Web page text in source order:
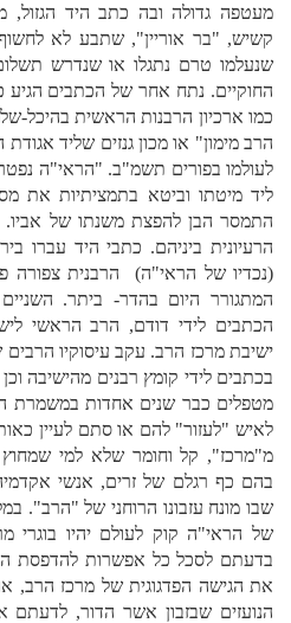
מעטפה גדולה ובה כתב היד
קשיש, "בר אוריין", שתבע לא
שנעלמו טרם נתגלו או שנדרש
החוקיים. נתח אחר של הכתבים הגיע
כמו ארכיון הרבנות הראשית בהיכל-
הרב מימון" או מכון גנזים שליד
לעולמו בפורים תשמ"ב. "הראי"ה
ליד מיטתו וביטא בתמציתיות את
התמסר הבן להפצת משנתו של אביו.
הרעיונית ביניהם. כתבי היד עברו
(נכדיו של הראי"ה) הרבנית צפורה
המתגורר היום בהדר- ביתר.
הכתבים לידי דודם, הרב הראשי
ישיבת מרכז הרב. עקב עיסוקיו
בכתבים לידי קומץ רבנים מהישיבה וכן
מטפלים כבר שנים אחדות במשמרת
לאיש "לעזור" להם או סתם לעיין
מ"מרכז", קל וחומר שלא למי שמחוץ
בהם כף רגלם של זרים, אנשי
שבו מונח עזבונו הרוחני של "הרב".
של הראי"ה קוק לעולם יהיו בוגרי
בדעתם לסכל כל אפשרות להדפסת
את הגישה הפדגוגית של מרכז הרב,
הנועזים שבזבון אשר הדור,